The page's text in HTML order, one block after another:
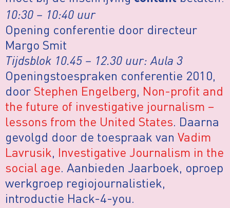
10:30 – 10:40 uur
Opening conferentie door directeur
Margo Smit
Tijdsblok 10.45 – 12.30 uur: Aula 3
Openingstoespraken conferentie 2010,
doorStephen Engelberg, Non-profit and
the future of investigative journalism –
lessons from the United States. Daarna
gevolgd door de toespraak van Vadim
Lavrusik, Investigative Journalism in the
social age. Aanbieden Jaarboek, oproep
werkgroep regiojournalistiek,
introductie Hack-4-you.